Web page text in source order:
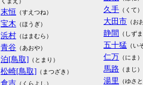
末恒 （すえつね）
宝木 （ほうぎ）
浜村 （はまむら）
青谷 （あおや）
泊[鳥取] （とまり）
松崎[鳥取] （まつざき）
倉吉 （くらよし）
久手 （くて）
大田市 （お
静間 （しず
五十猛 （い
仁万 （にま）
馬路 （まじ）
湯里 （ゆさ